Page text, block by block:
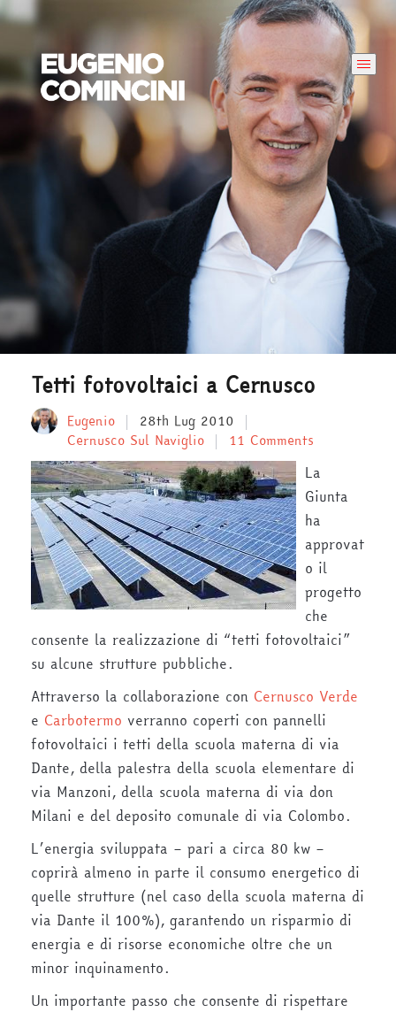
Tetti fotovoltaici a Cernusco
Eugenio
28th Lug 2010
Cernusco Sul Naviglio
11 Comments
La
Giunta
ha
approvat
o il
progetto
che
consente la realizzazione di “tetti fotovoltaici”
su alcune strutture pubbliche.
Attraverso la collaborazione con Cernusco Verde
e Carbotermo verranno coperti con pannelli
fotovoltaici i tetti della scuola materna di via
Dante, della palestra della scuola elementare di
via Manzoni, della scuola materna di via don
Milani e del deposito comunale di via Colombo.
L’energia sviluppata – pari a circa 80 kw –
coprirà almeno in parte il consumo energetico di
quelle strutture (nel caso della scuola materna di
via Dante il 100%), garantendo un risparmio di
energia e di risorse economiche oltre che un
minor inquinamento.
Un importante passo che consente di rispettare